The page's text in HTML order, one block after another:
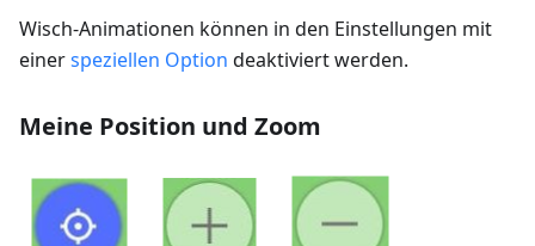
Wisch-Animationen können in den Einstellungen mit
einerspeziellen Option deaktiviert werden.
Meine Position und Zoom